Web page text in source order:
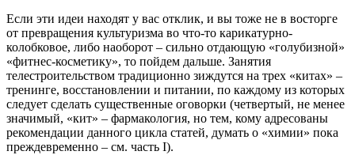
Если эти идеи находят у вас отклик, и вы тоже не в восторге
от превращения культуризма во что-то карикатурно-
колобковое, либо наоборот – сильно отдающую «голубизной»
«фитнес-косметику», то пойдем дальше. Занятия
телестроительством традиционно зиждутся на трех «китах» –
тренинге, восстановлении и питании, по каждому из которых
следует сделать существенные оговорки (четвертый, не менее
значимый, «кит» – фармакология, но тем, кому адресованы
рекомендации данного цикла статей, думать о «химии» пока
преждевременно – см. часть I).